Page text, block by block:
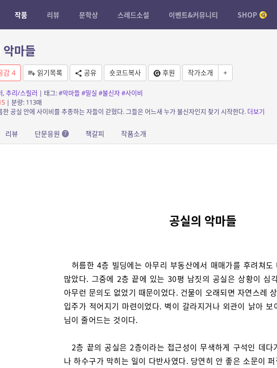
작품 리뷰 문학상 스레드소설 이벤트&커뮤니티 SHOP
마들
감 4 읽기목록 공유 숏코드복사 후원 작가소개 +
, 추리/스릴러 | 태그:#악마들#밀실 #불신자#사이비
| 분량: 113매
한 공실 안에 사이비를 추종하는 자들이 갇혔다. 그들은 어느새 누가 불신자인지 찾기 시작한다. 더보기
리뷰 단문응원 7 책갈피 작품소개
공실의 악마들
허름한 4층 빌딩에는 아무리 부동산에서 매매가를 후려쳐도
많았다. 그중에 2층 끝에 있는 30평 남짓의 공실은 상황이 심
아무런 문의도 없었기 때문이었다. 건물이 오래되면 자연스레
입주가 적어지기 마련이었다. 벽이 갈라지거나 외관이 낡아
님이 줄어드는 것이다.
2층 끝의 공실은 2층이라는 접근성이 무색하게 구석인 데다
나 하수구가 막히는 일이 다반사였다. 당연히 안 좋은 소문이